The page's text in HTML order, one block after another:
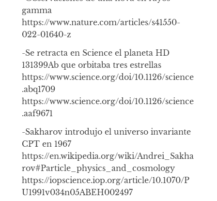
gamma
https://www.nature.com/articles/s41550-
022-01640-z
-Se retracta en Science el planeta HD
131399Ab que orbitaba tres estrellas
https://www.science.org/doi/10.1126/science
.abq1709
https://www.science.org/doi/10.1126/science
.aaf9671
-Sakharov introdujo el universo invariante
CPT en 1967
https://en.wikipedia.org/wiki/Andrei_Sakha
rov#Particle_physics_and_cosmology
https://iopscience.iop.org/article/10.1070/P
U1991v034n05ABEH002497